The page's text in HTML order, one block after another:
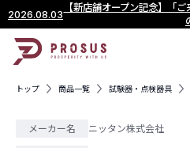
2026.08.03
【新店舗オープン記念】「
トップ 商品一覧 試験器・点検器具
メーカー名 ニッタン株式会社